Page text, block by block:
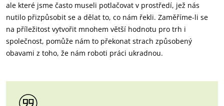
ale které jsme často museli potlačovat v prostředí, jež nás
nutilo přizpůsobit se a dělat to, co nám řekli. Zaměříme-li se
na příležitost vytvořit mnohem větší hodnotu pro trh i
společnost, pomůže nám to překonat strach způsobený
obavami z toho, že nám roboti práci ukradnou.